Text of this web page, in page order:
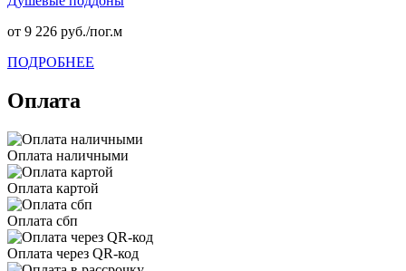
от 9 226 руб./пог.м
ПОДРОБНЕЕ
Оплата
Оплата наличными
Оплата картой
Оплата сбп
Оплата через QR-код